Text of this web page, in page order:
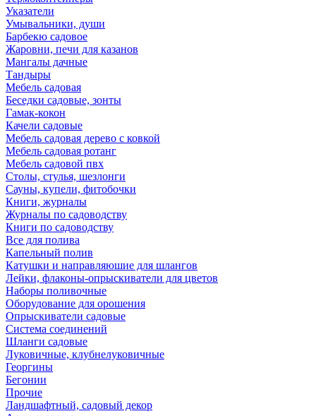
Указатели
Умывальники, души
Барбекю садовое
Жаровни, печи для казанов
Мангалы дачные
Тандыры
Мебель садовая
Беседки садовые, зонты
Гамак-кокон
Качели садовые
Мебель садовая дерево с ковкой
Мебель садовая ротанг
Мебель садовой пвх
Столы, стулья, шезлонги
Сауны, купели, фитобочки
Книги, журналы
Журналы по садоводству
Книги по садоводству
Все для полива
Капельный полив
Катушки и направляюшие для шлангов
Лейки, флаконы-опрыскиватели для цветов
Наборы поливочные
Оборудование для орошения
Опрыскиватели садовые
Система соединений
Шланги садовые
Луковичные, клубнелуковичные
Георгины
Бегонии
Прочие
Ландшафтный, садовый декор